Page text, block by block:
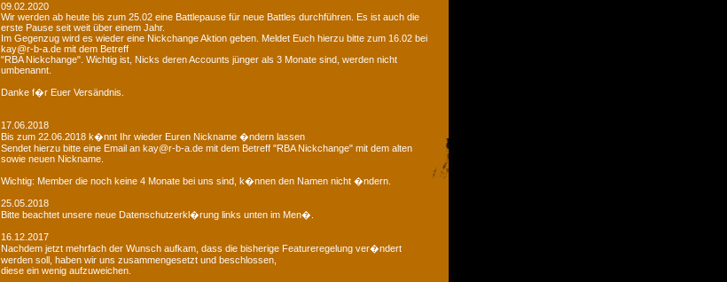
09.02.2020
Wir werden ab heute bis zum 25.02 eine Battlepause für neue Battles durchführen. Es ist auch die
erste Pause seit weit über einem Jahr.
Im Gegenzug wird es wieder eine Nickchange Aktion geben. Meldet Euch hierzu bitte zum 16.02 bei
kay@r-b-a.de mit dem Betreff
"RBA Nickchange". Wichtig ist, Nicks deren Accounts jünger als 3 Monate sind, werden nicht
umbenannt.
Danke f�r Euer Versändnis.
17.06.2018
Bis zum 22.06.2018 k�nnt Ihr wieder Euren Nickname �ndern lassen
Sendet hierzu bitte eine Email an kay@r-b-a.de mit dem Betreff "RBA Nickchange" mit dem alten
sowie neuen Nickname.
Wichtig: Member die noch keine 4 Monate bei uns sind, k�nnen den Namen nicht �ndern.
25.05.2018
Bitte beachtet unsere neue Datenschutzerkl�rung links unten im Men�.
16.12.2017
Nachdem jetzt mehrfach der Wunsch aufkam, dass die bisherige Featureregelung ver�ndert
werden soll, haben wir uns zusammengesetzt und beschlossen,
diese ein wenig aufzuweichen.